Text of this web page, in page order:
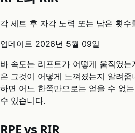
각 세트 후 자각 노력 또는 남은 횟수
업데이트 2026년 5월 09일
바 속도는 리프트가 어떻게 움직였는
은 그것이 어떻게 느껴졌는지 알려
하면 어느 한쪽만으로는 얻을 수 없
수 있습니다.
RPE vs RIR